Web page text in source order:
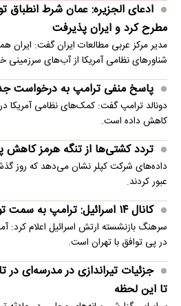
ادعای الجزیره: عمان شرط انطباق
مطرح کرد و ایران پذیرفت
مدیر مرکز عربی مطالعات ایران گفت: ایران
شناورهای نظامی آمریکا از آب‌های سرزمینی
پاسخ منفی ترامپ به درخواست
دونالد ترامپ گفت: کمک‌های نظامی آمریکا در
کاهش داده است.
تردد کشتی‌ها از تنگه هرمز کاهش
داده‌های شرکت کپلر نشان می‌دهد که روز
عبور کردند.
کانال ۱۴ اسرائیل: ترامپ به سمت توافق با ایران می‌رود
سرهنگ بازنشسته ارتش اسرائیل اعلام کرد:
در پی توافق با تهران است.
تا این لحظه